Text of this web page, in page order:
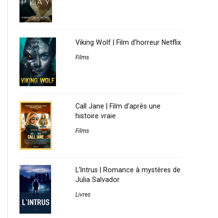
Viking Wolf | Film d’horreur Netflix
Films
Call Jane | Film d’après une
histoire vraie
Films
L’Intrus | Romance à mystères de
Julia Salvador
Livres